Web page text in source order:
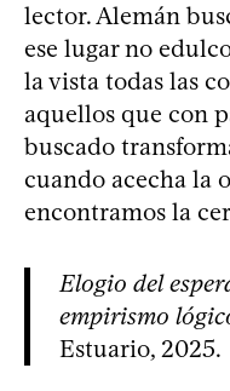
lector. Alemán
ese lugar no
la vista todas las
aquellos que con
buscado
cuando acecha la
encontramos la
Elogio del
empirismo
Estuario, 2025.